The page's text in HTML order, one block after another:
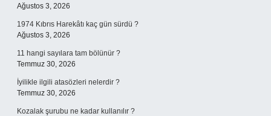
Ağustos 3, 2026
1974 Kıbrıs Harekâtı kaç gün sürdü ?
Ağustos 3, 2026
11 hangi sayılara tam bölünür ?
Temmuz 30, 2026
İyilikle ilgili atasözleri nelerdir ?
Temmuz 30, 2026
Kozalak şurubu ne kadar kullanılır ?